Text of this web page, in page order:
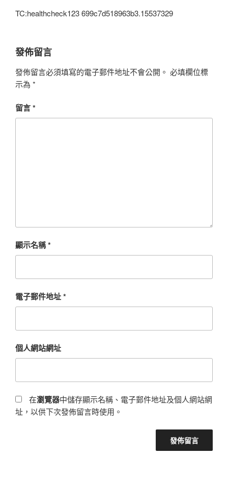
TC:healthcheck123 699c7d518963b3.15537329
發佈留言
發佈留言必須填寫的電子郵件地址不會公開。 必填欄位標
示為 *
留言*
顯示名稱*
電子郵件地址*
個人網站網址
在瀏覽器中儲存顯示名稱、電子郵件地址及個人網站網
址，以供下次發佈留言時使用。